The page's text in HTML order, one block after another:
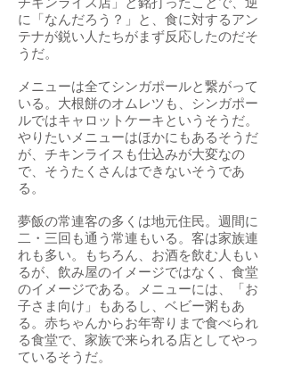
チキンライス店」と銘打ったことで、逆
に「なんだろう？」と、食に対するアン
テナが鋭い人たちがまず反応したのだそ
うだ。
メニューは全てシンガポールと繋がって
いる。大根餅のオムレツも、シンガポー
ルではキャロットケーキというそうだ。
やりたいメニューはほかにもあるそうだ
が、チキンライスも仕込みが大変なの
で、そうたくさんはできないそうであ
る。
夢飯の常連客の多くは地元住民。週間に
二・三回も通う常連もいる。客は家族連
れも多い。もちろん、お酒を飲む人もい
るが、飲み屋のイメージではなく、食堂
のイメージである。メニューには、「お
子さま向け」もあるし、ベビー粥もあ
る。赤ちゃんからお年寄りまで食べられ
る食堂で、家族で来られる店としてやっ
ているそうだ。